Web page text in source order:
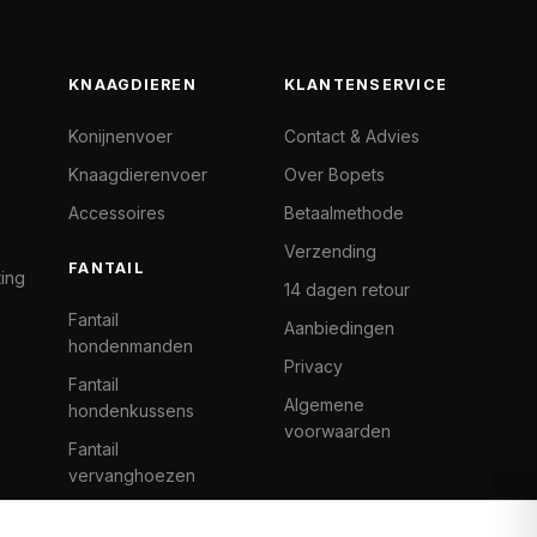
KNAAGDIEREN
Konijnenvoer
Knaagdierenvoer
Accessoires
FANTAIL
Fantail
hondenmanden
Fantail
hondenkussens
Fantail
vervanghoezen
KLANTENSERVICE
Contact & Advies
Over Bopets
Betaalmethode
Verzending
14 dagen retour
Aanbiedingen
Privacy
Algemene
voorwaarden